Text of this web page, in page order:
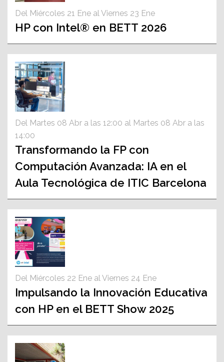
Del Miércoles 21 Ene al Viernes 23 Ene
HP con Intel® en BETT 2026
Del Martes 08 Abr a las 12:00 al Martes 08 Abr a las
14:00
Transformando la FP con
Computación Avanzada: IA en el
Aula Tecnológica de ITIC Barcelona
Del Miércoles 22 Ene al Viernes 24 Ene
Impulsando la Innovación Educativa
con HP en el BETT Show 2025